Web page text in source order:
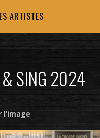
ARTISTES
& SING 2024
l’image